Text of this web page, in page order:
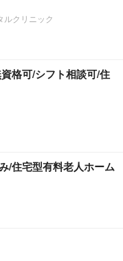
ルクリニック
格可/シフト相談可/住
/住宅型有料老人ホーム